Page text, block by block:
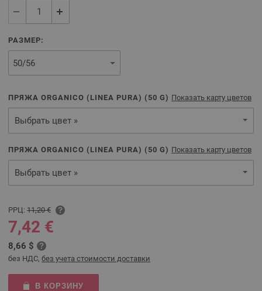
РАЗМЕР:
ПРЯЖА ORGANICO (LINEA PURA) ( 50 G) Показать карту цветов
Выбрать цвет »
ПРЯЖА ORGANICO (LINEA PURA) ( 50 G) Показать карту цветов
Выбрать цвет »
РРЦ: 11,20 €
7,42 €
8,66 $
без НДС, без учета стоимости доставки
В КОРЗИНУ